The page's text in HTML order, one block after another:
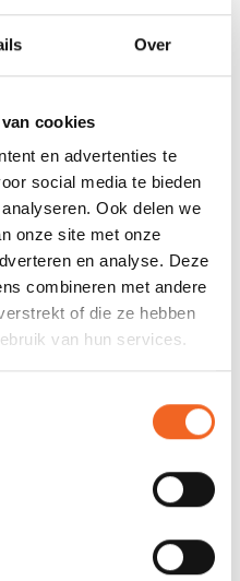
Over
cookies
en advertenties te
social media te bieden
Ook delen we
onze site met onze
en analyse. Deze
combineren met andere
of die ze hebben
van hun services.
0 beoordelingen
TOEVOEGEN
PRODUCTEN